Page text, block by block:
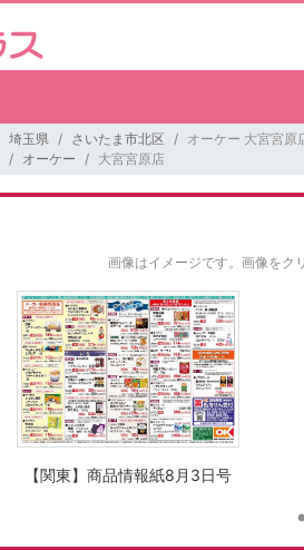
埼玉県 さいたま市北区
オーケー 大宮宮原
オーケー 大宮宮原店
画像はイメージです。 画像をク
【関東】商品情報紙8月3日号